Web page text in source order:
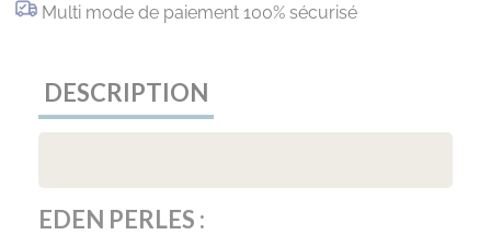
Multi mode de paiement 100% sécurisé
DESCRIPTION
EDEN PERLES :